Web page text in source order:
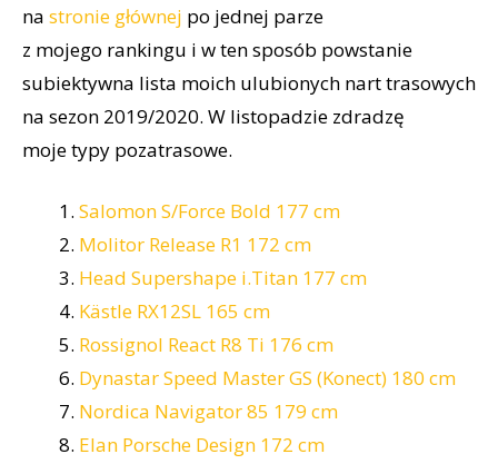
na stronie głównej po jednej parze
z mojego rankingu i w ten sposób powstanie
subiektywna lista moich ulubionych nart trasowych
na sezon 2019/2020. W listopadzie zdradzę
moje typy pozatrasowe.
Salomon S/Force Bold 177 cm
Molitor Release R1 172 cm
Head Supershape i.Titan 177 cm
Kästle RX12SL 165 cm
Rossignol React R8 Ti 176 cm
Dynastar Speed Master GS (Konect) 180 cm
Nordica Navigator 85 179 cm
Elan Porsche Design 172 cm